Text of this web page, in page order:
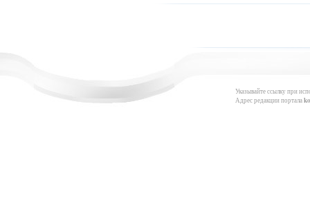
Указывайте ссылку при
Адрес редакции портала